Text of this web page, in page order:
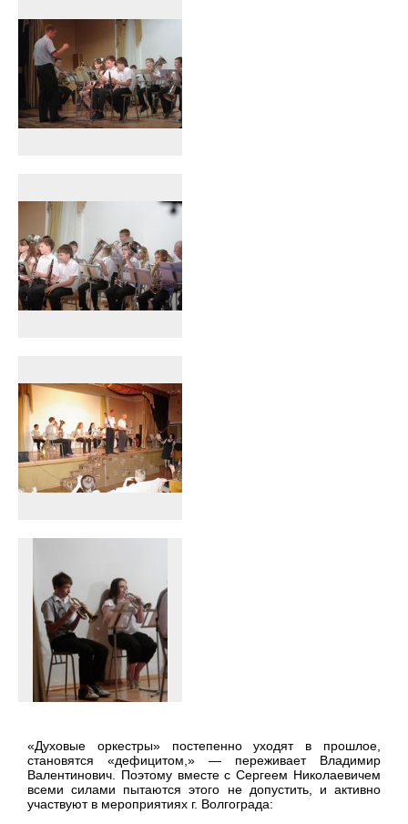
«Духовые оркестры» постепенно уходят в прошлое,
становятся «дефицитом,» — переживает Владимир
Валентинович. Поэтому вместе с Сергеем Николаевичем
всеми силами пытаются этого не допустить, и активно
участвуют в мероприятиях г. Волгограда: